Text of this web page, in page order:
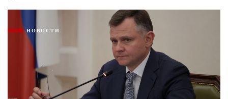
НОВОСТИ